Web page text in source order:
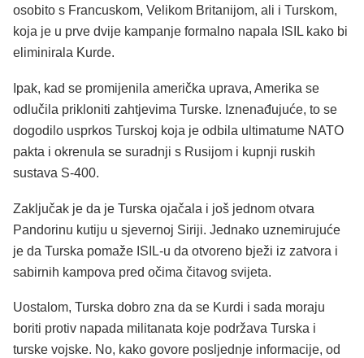
osobito s Francuskom, Velikom Britanijom, ali i Turskom,
koja je u prve dvije kampanje formalno napala ISIL kako bi
eliminirala Kurde.
Ipak, kad se promijenila američka uprava, Amerika se
odlučila prikloniti zahtjevima Turske. Iznenađujuće, to se
dogodilo usprkos Turskoj koja je odbila ultimatume NATO
pakta i okrenula se suradnji s Rusijom i kupnji ruskih
sustava S-400.
Zaključak je da je Turska ojačala i još jednom otvara
Pandorinu kutiju u sjevernoj Siriji. Jednako uznemirujuće
je da Turska pomaže ISIL-u da otvoreno bježi iz zatvora i
sabirnih kampova pred očima čitavog svijeta.
Uostalom, Turska dobro zna da se Kurdi i sada moraju
boriti protiv napada militanata koje podržava Turska i
turske vojske. No, kako govore posljednje informacije, od